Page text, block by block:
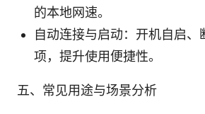
的本地网速。
自动连接与启动：开机自启、
项，提升使用便捷性。
五、常见用途与场景分析